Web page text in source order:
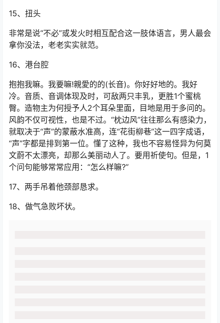
15、扭头
非常是说“不必”或发火时相互配合这一肢体语言，男人最会
拿你没法，老老实实就范。
16、港台腔
抱抱我嘛。我要嘛!親愛的的(长音)。你好好地的。我好
冷。音质、音调体现及时，可敌两只丰乳，更胜1个蜜桃
臀。造物主为何授予人2个耳朵里面，目地是用于多问的。
风韵不仅可视性，也是不过。“枕边风”往往那么有感染力，
就取决于“声”的蒙蔽水准高，连“花街柳巷”这一四字成语，
“声”字都是排到第一位。懂了这种，我也不容易怪异为何莫
文蔚不太漂亮，却那么美丽动人了。要用祈使句。但是，1
个问句能够常常应用：“怎么样嘛?”
17、两手吊着他颈部恳求。
18、做气急败坏状。